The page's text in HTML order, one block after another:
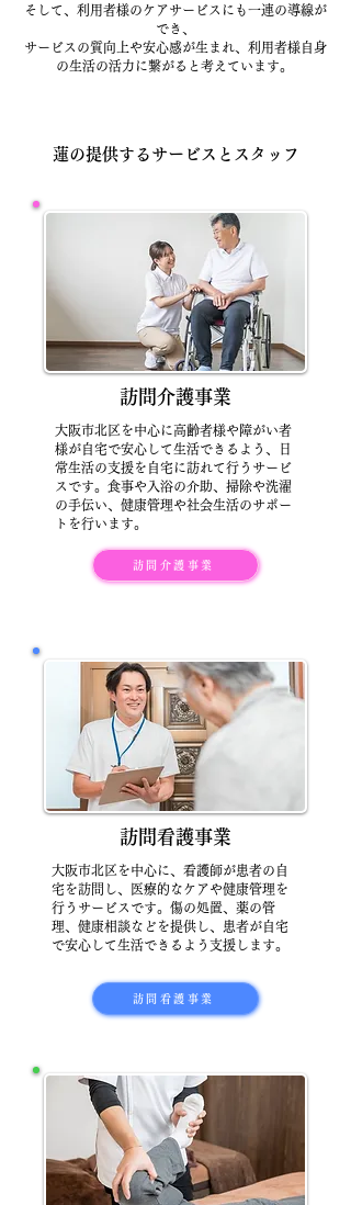
そして、利用者様のケアサービスにも一連の導線が
でき、
サービスの質向上や安心感が生まれ、利用者様自身
の生活の活力に繋がると考えています。
​蓮の提供するサービスとスタッフ
訪問介護事業
大阪市北区を中心に高齢者様や障がい者
様が自宅で安心して生活できるよう、日
常生活の支援を自宅に訪れて行うサービ
スです。食事や入浴の介助、掃除や洗濯
の手伝い、健康管理や社会生活のサポー
トを行います。
訪問介護事業
訪問看護事業
大阪市北区を中心に、看護師が患者の自
宅を訪問し、医療的なケアや健康管理を
行うサービスです。傷の処置、薬の管
理、健康相談などを提供し、患者が自宅
で安心して生活できるよう支援します。
訪問看護事業